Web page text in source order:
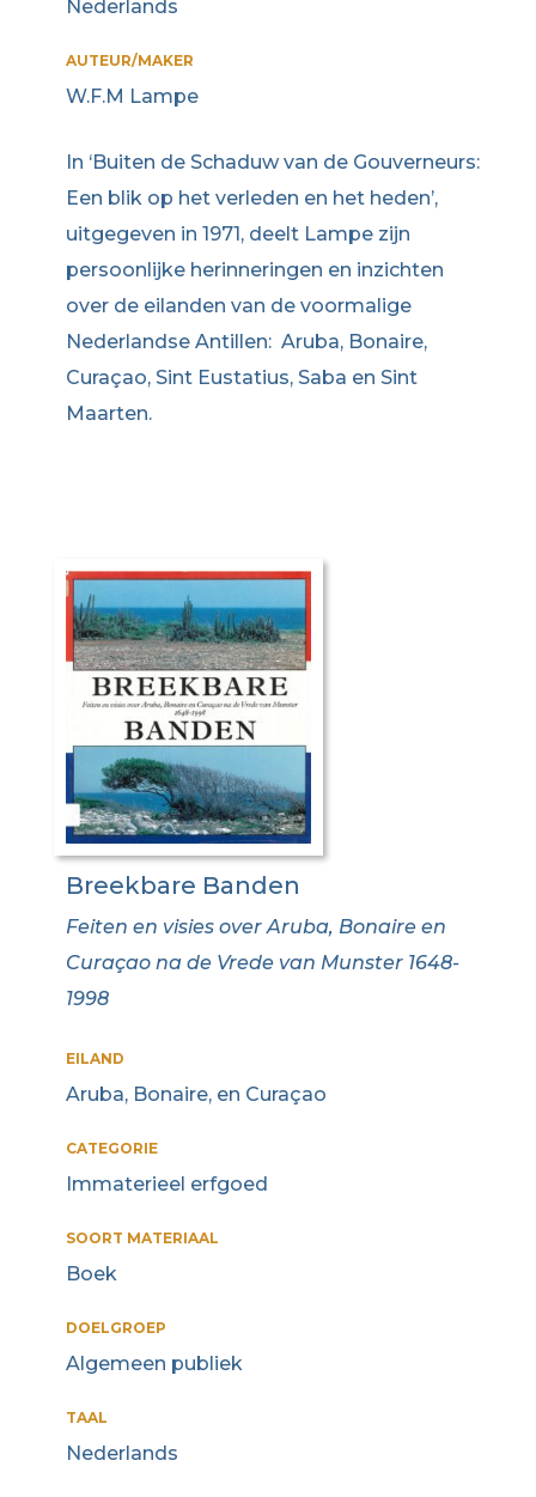
Nederlands
AUTEUR/MAKER
W.F.M Lampe
In ‘Buiten de Schaduw van de Gouverneurs:
Een blik op het verleden en het heden’,
uitgegeven in 1971, deelt Lampe zijn
persoonlijke herinneringen en inzichten
over de eilanden van de voormalige
Nederlandse Antillen: Aruba, Bonaire,
Curaçao, Sint Eustatius, Saba en Sint
Maarten.
Breekbare Banden
Feiten en visies over Aruba, Bonaire en
Curaçao na de Vrede van Munster 1648-
1998
EILAND
Aruba, Bonaire, en Curaçao
CATEGORIE
Immaterieel erfgoed
SOORT MATERIAAL
Boek
DOELGROEP
Algemeen publiek
TAAL
Nederlands